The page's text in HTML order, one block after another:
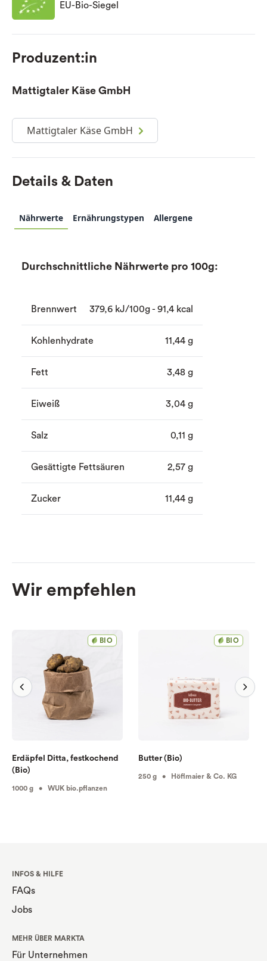
EU-Bio-Siegel
Produzent:in
Mattigtaler Käse GmbH
Mattigtaler Käse GmbH
Details & Daten
Nährwerte Ernährungstypen Allergene
Durchschnittliche Nährwerte pro 100g:
Brennwert 379,6 kJ/100g - 91,4 kcal
Kohlenhydrate 11,44 g
Fett 3,48 g
Eiweiß 3,04 g
Salz 0,11 g
Gesättigte Fettsäuren 2,57 g
Zucker 11,44 g
Wir empfehlen
BIO
Erdäpfel Ditta, festkochend
(Bio)
1000 g • WUK bio.pflanzen
BIO
Butter (Bio)
250 g • Höflmaier & Co. KG
INFOS & HILFE
FAQs
Jobs
MEHR ÜBER MARKTA
Für Unternehmen